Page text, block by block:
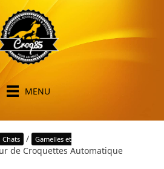
MENU
Chats /
Gamelles et
de Croquettes Automatique